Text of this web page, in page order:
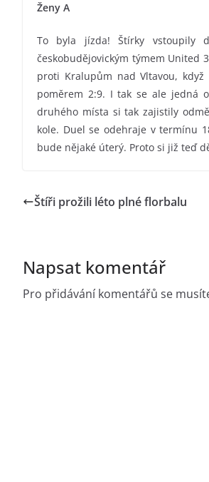
Ženy A
To byla jízda! Štírky vstoupily
českobudějovickým týmem United
proti Kralupům nad Vltavou,
poměrem 2:9. I tak se ale jedná
druhého místa si tak zajistily
kole. Duel se odehraje v termínu
bude nějaké úterý. Proto si již teď
Štíři prožili léto plné florbalu
Napsat komentář
Pro přidávání komentářů se